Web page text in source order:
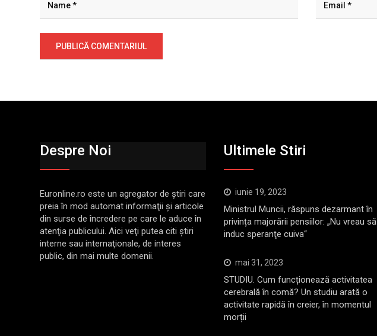
Despre Noi
Euronline.ro este un agregator de ştiri care
preia în mod automat informaţii şi articole
din surse de încredere pe care le aduce în
atenţia publicului. Aici veţi putea citi ştiri
interne sau internaţionale, de interes
public, din mai multe domenii.
Ultimele Stiri
iunie 19, 2023
Ministrul Muncii, răspuns dezarmant în
privința majorării pensiilor: „Nu vreau să
induc speranţe cuiva“
mai 31, 2023
STUDIU. Cum funcționează activitatea
cerebrală în comă? Un studiu arată o
activitate rapidă în creier, în momentul
morții